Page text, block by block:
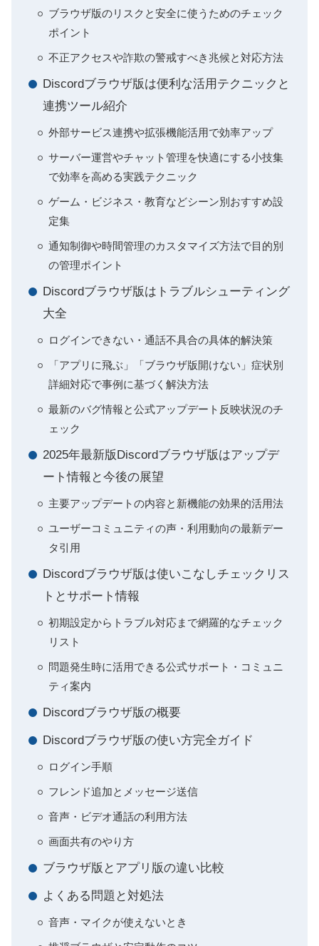
ブラウザ版のリスクと安全に使うためのチェック
ポイント
不正アクセスや詐欺の警戒すべき兆候と対応方法
Discordブラウザ版は便利な活用テクニックと
連携ツール紹介
外部サービス連携や拡張機能活用で効率アップ
サーバー運営やチャット管理を快適にする小技集
で効率を高める実践テクニック
ゲーム・ビジネス・教育などシーン別おすすめ設
定集
通知制御や時間管理のカスタマイズ方法で目的別
の管理ポイント
Discordブラウザ版はトラブルシューティング
大全
ログインできない・通話不具合の具体的解決策
「アプリに飛ぶ」「ブラウザ版開けない」症状別
詳細対応で事例に基づく解決方法
最新のバグ情報と公式アップデート反映状況のチ
ェック
2025年最新版Discordブラウザ版はアップデ
ート情報と今後の展望
主要アップデートの内容と新機能の効果的活用法
ユーザーコミュニティの声・利用動向の最新デー
タ引用
Discordブラウザ版は使いこなしチェックリス
トとサポート情報
初期設定からトラブル対応まで網羅的なチェック
リスト
問題発生時に活用できる公式サポート・コミュニ
ティ案内
Discordブラウザ版の概要
Discordブラウザ版の使い方完全ガイド
ログイン手順
フレンド追加とメッセージ送信
音声・ビデオ通話の利用方法
画面共有のやり方
ブラウザ版とアプリ版の違い比較
よくある問題と対処法
音声・マイクが使えないとき